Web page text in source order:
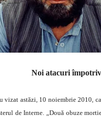
Noi atacuri
vizat astăzi, 10 noiembrie
de Interne. „Două obuze